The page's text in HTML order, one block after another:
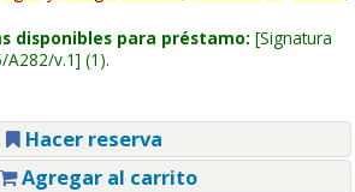
disponibles para préstamo: Signatura
A282/v.1 (1).
Hacer reserva
Agregar al carrito